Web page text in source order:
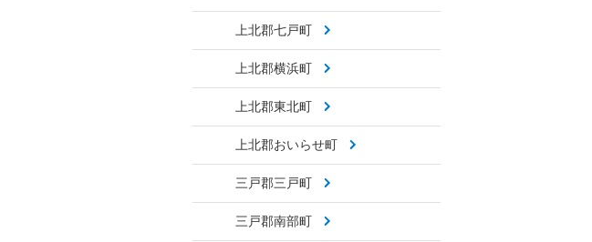
上北郡七戸町
上北郡横浜町
上北郡東北町
上北郡おいらせ町
三戸郡三戸町
三戸郡南部町